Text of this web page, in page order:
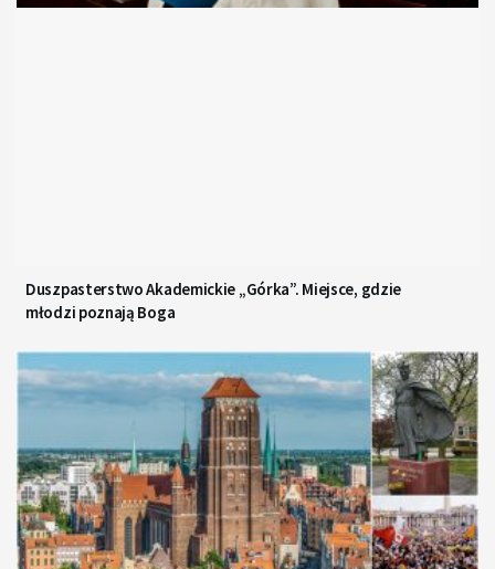
Duszpasterstwo Akademickie „Górka”. Miejsce, gdzie
młodzi poznają Boga